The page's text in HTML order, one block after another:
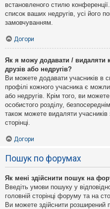
встановленого стилю
список ваших недругів, усі його
замовчуванням.
Догори
Як я можу додавати / видаляти
друзів або недругів?
Ви можете додавати учасників в
профілі кожного учасника є
або недругів. Крім того, ви
особистого розділу,
також можете видаляти учасників
сторінці.
Догори
Пошук по форумах
Як мені здійснити пошук на
Введіть умови пошуку у
головній сторінці форуму та на
Ви можете здійснити